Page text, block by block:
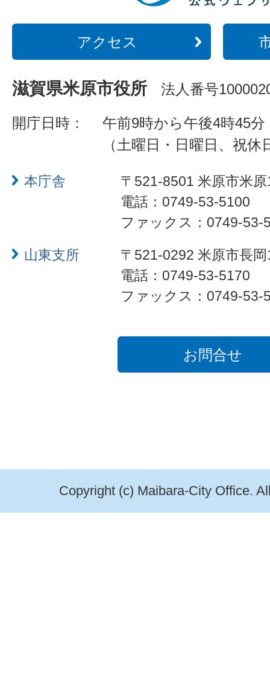
アクセス
滋賀県米原市役所 法人番号
開庁日時：
午前9時から午後4時45分
（土曜日・日曜日、祝
本庁舎
〒521-8501 米原市米
電話：0749-53-5100
ファックス：0749-53-
山東支所
〒521-0292 米原市長
電話：0749-53-5170
ファックス：0749-53-
お問合せ
Copyright (c) Maibara-City Office.